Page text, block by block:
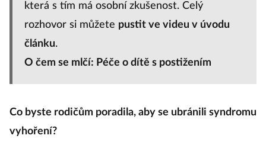
která s tím má osobní zkušenost. Celý
rozhovor si můžete pustit ve videu v úvodu
článku.
O čem se mlčí: Péče o dítě s postižením
Co byste rodičům poradila, aby se ubránili syndromu
vyhoření?